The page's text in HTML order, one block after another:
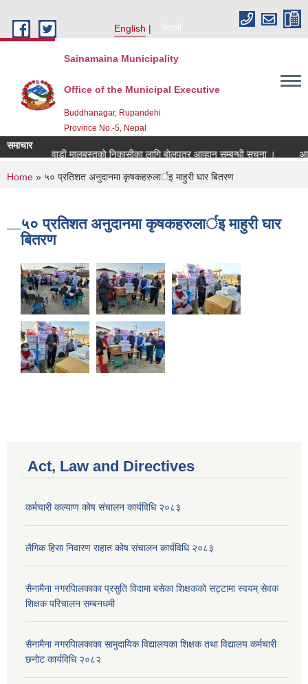
English
नेपाली
Sainamaina Municipality
Office of the Municipal Executive
Buddhanagar, Rupandehi
Province No.-5, Nepal
समाचार
कवाडी मालबस्तुकाे निकासीका लागि बाेलपत्र आव्हान सम्बन्धी सूचना ।
You are here
Home » ५० प्रतिशत अनुदानमा कृषकहरुलार्इ माहुरी घार बितरण
५० प्रतिशत अनुदानमा कृषकहरुलार्इ माहुरी घार
बितरण
Act, Law and Directives
कर्मचारी कल्याण काेष संचालन कार्यविधि २०८३
लैगिक हिसा निवारण राहात कोष संचालन कार्यविधि २०८३
सैनामैना नगरपािलकाका प्रसुति विदामा बसेका शिक्षककाे सट्टामा स्वयम् सेवक
शिक्षक परिचालन सम्बनधमी
सैनामैना नगरपािलकाका सामुदायिक विद्यालयका शिक्षक तथा विद्यालय कर्मचारी
छनाेट कार्यविधि २०८२